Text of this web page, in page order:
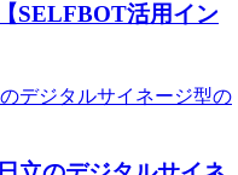
SELFBOT活用イン